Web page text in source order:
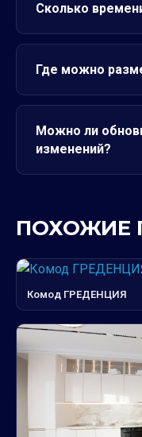
Сколько
Где можно
Можно ли
изменений?
ПОХОЖИЕ
Комод ГРЕДЕНЦИЯ